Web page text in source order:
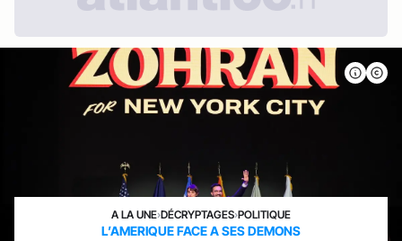
A LA UNE›DÉCRYPTAGES›POLITIQUE
L’AMERIQUE FACE A SES DEMONS